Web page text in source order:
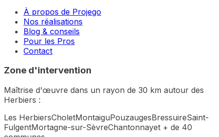
À propos de Projego
Nos réalisations
Blog & conseils
Pour les Pros
Contact
Zone d'intervention
Maîtrise d'œuvre dans un rayon de 30 km autour des
Herbiers :
Les HerbiersCholetMontaiguPouzaugesBressuireSaint-
FulgentMortagne-sur-SèvreChantonnayet + de 40